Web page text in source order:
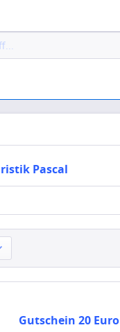
Pascal
Gutschein 20 Euro